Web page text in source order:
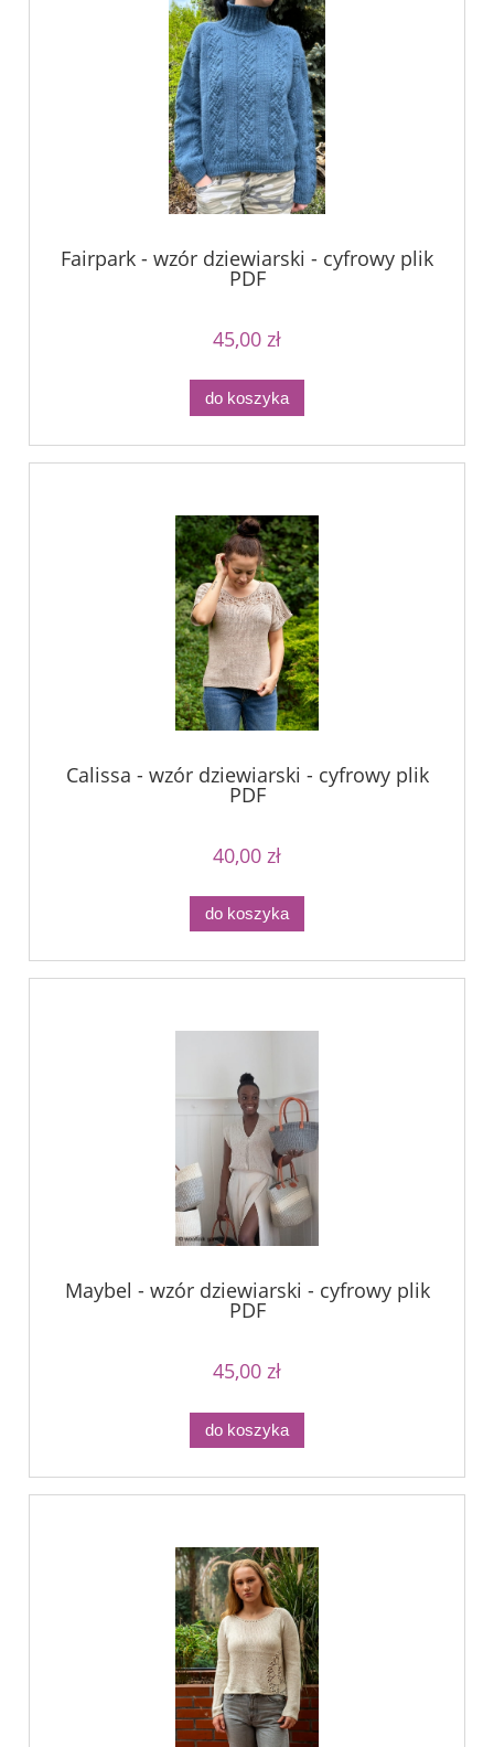
Fairpark - wzór dziewiarski - cyfrowy plik
PDF
45,00 zł
do koszyka
Calissa - wzór dziewiarski - cyfrowy plik
PDF
40,00 zł
do koszyka
Maybel - wzór dziewiarski - cyfrowy plik
PDF
45,00 zł
do koszyka